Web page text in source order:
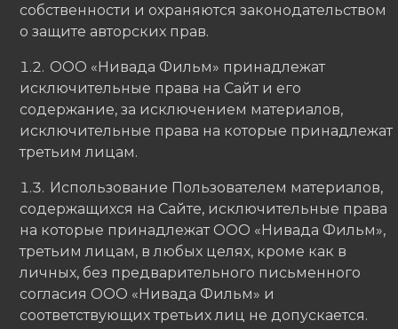
собственности и охраняются законодательством
о защите авторских прав.
ООО «Нивада Фильм» принадлежат
исключительные права на Сайт и его
содержание, за исключением материалов,
исключительные права на которые принадлежат
третьим лицам.
Использование Пользователем материалов,
содержащихся на Сайте, исключительные права
на которые принадлежат ООО «Нивада Фильм»,
третьим лицам, в любых целях, кроме как в
личных, без предварительного письменного
согласия ООО «Нивада Фильм» и
соответствующих третьих лиц не допускается.